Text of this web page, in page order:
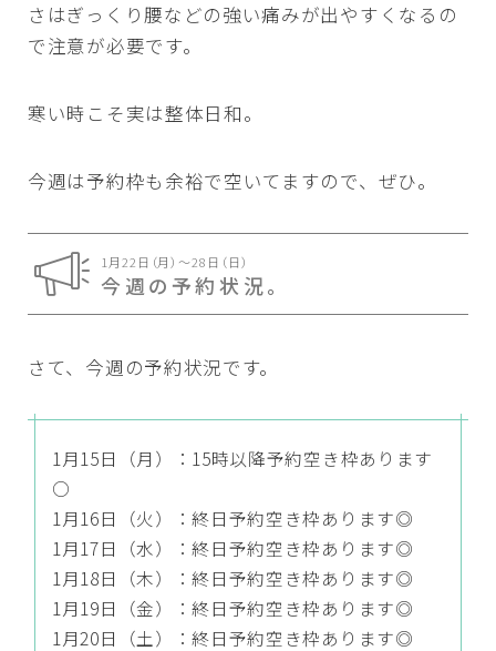
さはぎっくり腰などの強い痛みが出やすくなるの
で注意が必要です。
寒い時こそ実は整体日和。
今週は予約枠も余裕で空いてますので、ぜひ。
1月22日（月）〜28日（日）
今週の予約状況。
さて、今週の予約状況です。
1月15日（月）：15時以降予約空き枠あります
○
1月16日（火）：終日予約空き枠あります◎
1月17日（水）：終日予約空き枠あります◎
1月18日（木）：終日予約空き枠あります◎
1月19日（金）：終日予約空き枠あります◎
1月20日（土）：終日予約空き枠あります◎